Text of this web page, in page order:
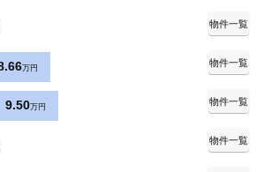
物件一覧
万円
物件一覧
9.50万円
物件一覧
物件一覧